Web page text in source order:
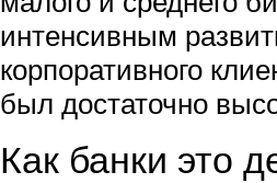
интенсивным
корпоративного
был достаточно
Как банки это